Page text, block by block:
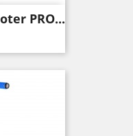
PRO...